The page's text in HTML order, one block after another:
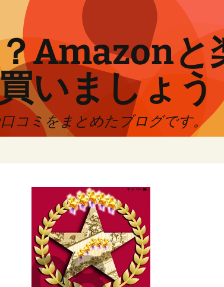
Amazonと
いましょう
コミをまとめたブログです。